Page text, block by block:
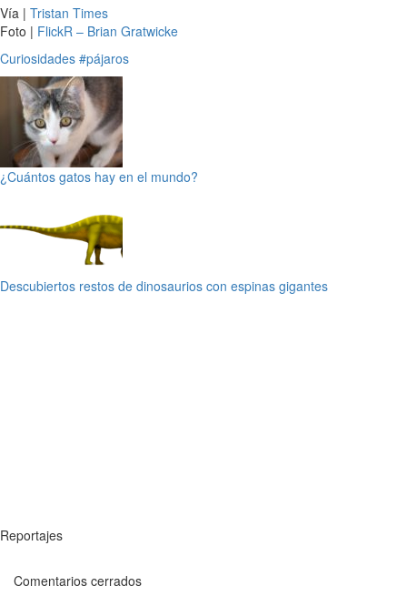
Vía | Tristan Times
Foto | FlickR – Brian Gratwicke
Curiosidades #pájaros
¿Cuántos gatos hay en el mundo?
Descubiertos restos de dinosaurios con espinas gigantes
Reportajes
Comentarios cerrados